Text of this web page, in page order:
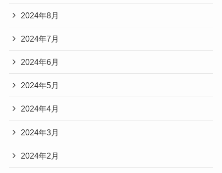
2024年8月
2024年7月
2024年6月
2024年5月
2024年4月
2024年3月
2024年2月